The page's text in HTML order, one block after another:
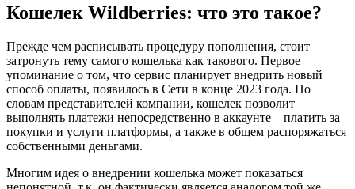
Кошелек Wildberries: что это такое?
Прежде чем расписывать процедуру пополнения, стоит
затронуть тему самого кошелька как такового. Первое
упоминание о том, что сервис планирует внедрить новый
способ оплаты, появилось в Сети в конце 2023 года. По
словам представителей компании, кошелек позволит
выполнять платежи непосредственно в аккаунте – платить за
покупки и услуги платформы, а также в общем распоряжаться
собственными деньгами.
Многим идея о внедрении кошелька может показаться